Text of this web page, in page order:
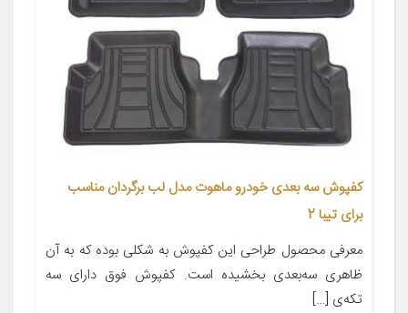
کفپوش سه بعدی خودرو ماهوت مدل لب برگردان مناسب
برای تیبا 2
معرفی محصول طراحی این کفپوش به شکلی بوده که به آن
ظاهری سه‌بعدی بخشیده است. کفپوش فوق دارای سه
تکه‌ی […]